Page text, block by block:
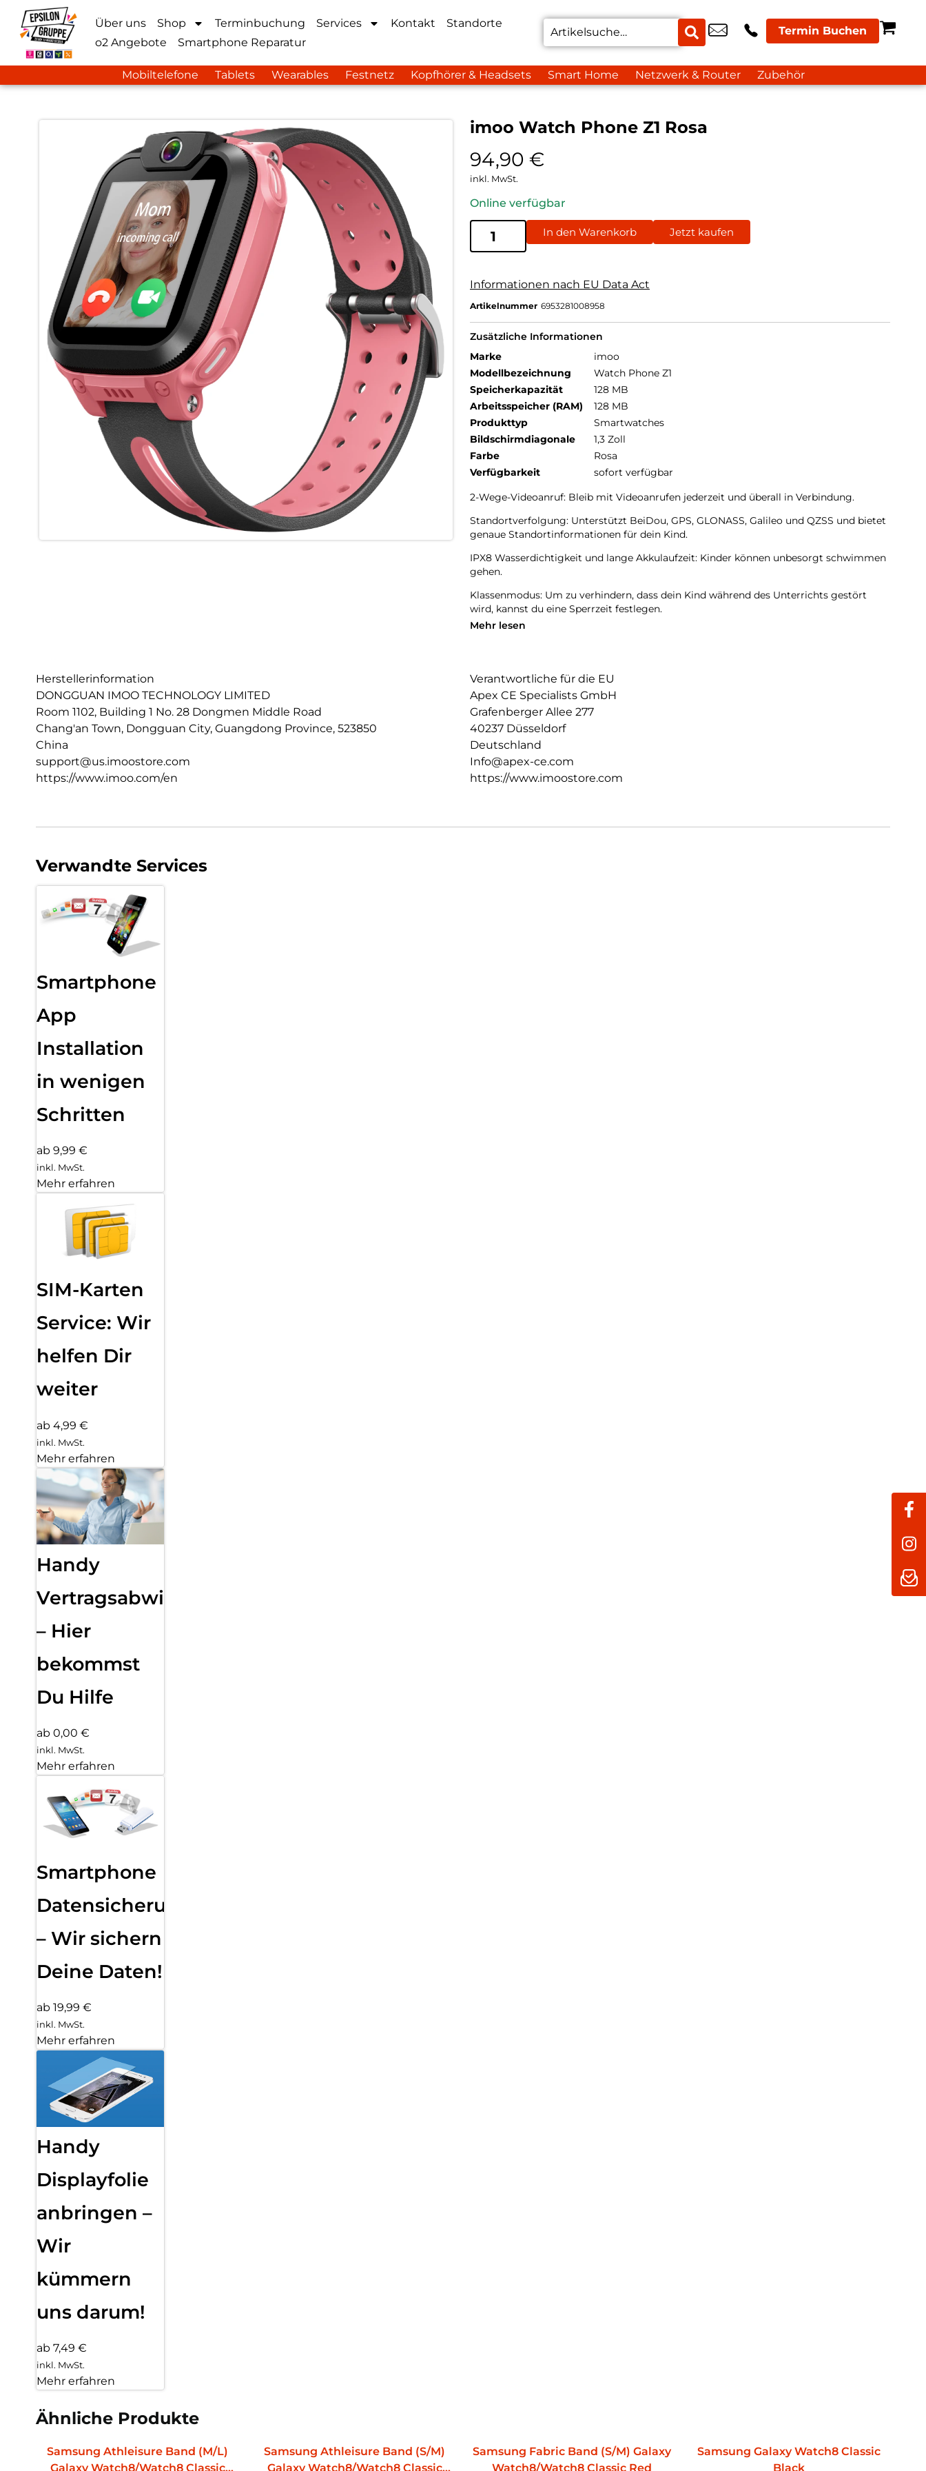
Über uns Shop Terminbuchung Services Kontakt
Standorte
o2 Angebote
Smartphone Reparatur
Termin Buchen
Mobiltelefone Tablets Wearables Festnetz Kopfhörer & Headsets Smart Home Netzwerk & Router Zubehör
imoo Watch Phone Z1 Rosa
94,90 €
inkl. MwSt.
Online verfügbar
In den Warenkorb Jetzt kaufen
Informationen nach EU Data Act
Artikelnummer 6953281008958
Zusätzliche Informationen
Marke
imoo
Modellbezeichnung
Watch Phone Z1
Speicherkapazität
128 MB
Arbeitsspeicher (RAM)
128 MB
Produkttyp
Smartwatches
Bildschirmdiagonale
1,3 Zoll
Farbe
Rosa
Verfügbarkeit
sofort verfügbar
2-Wege-Videoanruf: Bleib mit Videoanrufen jederzeit und überall in Verbindung.
Standortverfolgung: Unterstützt BeiDou, GPS, GLONASS, Galileo und QZSS und bietet
genaue Standortinformationen für dein Kind.
IPX8 Wasserdichtigkeit und lange Akkulaufzeit: Kinder können unbesorgt schwimmen
gehen.
Klassenmodus: Um zu verhindern, dass dein Kind während des Unterrichts gestört
wird, kannst du eine Sperrzeit festlegen.
Ablehnung unbekannter Anrufer: Schütze dein Kind, indem du unbekannte Kontakte
Chinesisch.
Mehr lesen
Herstellerinformation
DONGGUAN IMOO TECHNOLOGY LIMITED
Room 1102, Building 1 No. 28 Dongmen Middle Road
Chang'an Town, Dongguan City, Guangdong Province, 523850
China
support@us.imoostore.com
https://www.imoo.com/en
Verantwortliche für die EU
Apex CE Specialists GmbH
Grafenberger Allee 277
40237 Düsseldorf
Deutschland
Info@apex-ce.com
https://www.imoostore.com
Verwandte Services
Smartphone
App
Installation
in wenigen
Schritten
ab 9,99 €
inkl. MwSt.
Mehr erfahren
SIM-Karten
Service: Wir
helfen Dir
weiter
ab 4,99 €
inkl. MwSt.
Mehr erfahren
Handy
Vertragsabwicklung
– Hier
bekommst
Du Hilfe
ab 0,00 €
inkl. MwSt.
Mehr erfahren
Smartphone
Datensicherung
– Wir sichern
Deine Daten!
ab 19,99 €
inkl. MwSt.
Mehr erfahren
Handy
Displayfolie
anbringen –
Wir
kümmern
uns darum!
ab 7,49 €
inkl. MwSt.
Mehr erfahren
Ähnliche Produkte
Samsung Athleisure Band (M/L)
Galaxy Watch8/Watch8 Classic
Samsung Athleisure Band (S/M)
Galaxy Watch8/Watch8 Classic
Samsung Fabric Band (S/M) Galaxy
Watch8/Watch8 Classic Red
Samsung Galaxy Watch8 Classic
Black